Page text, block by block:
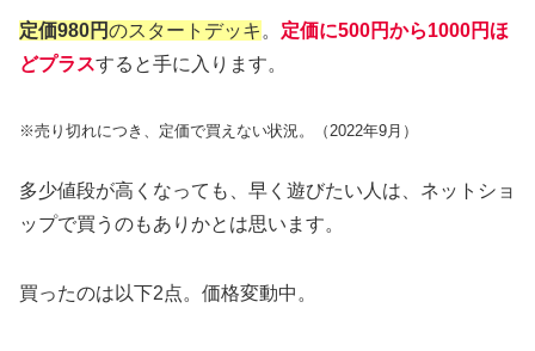
定価980円のスタートデッキ 。 定価に500円から1000円ほ
どプラスすると手に入ります。
※売り切れにつき、定価で買えない状況。（2022年9月）
多少値段が高くなっても、早く遊びたい人は、ネットショ
ップで買うのもありかとは思います。
買ったのは以下2点。価格変動中。